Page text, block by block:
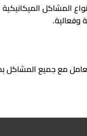
المشاكل
وفعالية.
مع جميع المشاكل